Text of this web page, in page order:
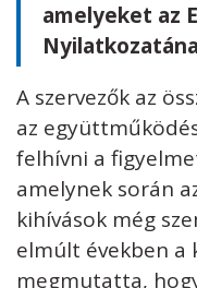
amelyeket az
A szervezők az
az
felhívni a
amelynek során
kihívások még
elmúlt években a
megmutatta,